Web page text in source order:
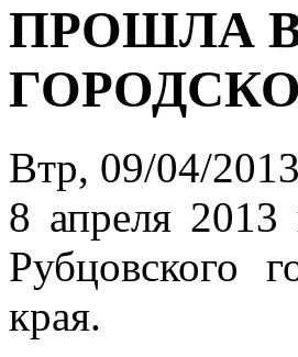
ПРОШЛА
Втр, 09/04/
8 апреля 2013
Рубцовского
края.